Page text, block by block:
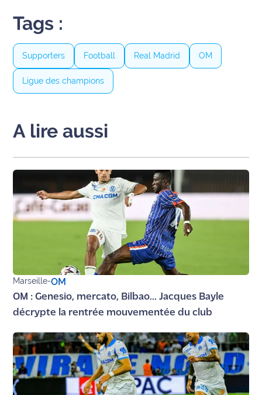
L'invité(e)
de la
rédaction
Coup de
coeur
Maritima
Fil
rouge
de Jeff
C'est
Coachs
Maritima
plan
sortie
Nous
Tags :
Supporters Football Real Madrid OM
Ligue des champions
A lire aussi
Marseille-OM
OM : Genesio, mercato, Bilbao... Jacques Bayle
décrypte la rentrée mouvementée du club